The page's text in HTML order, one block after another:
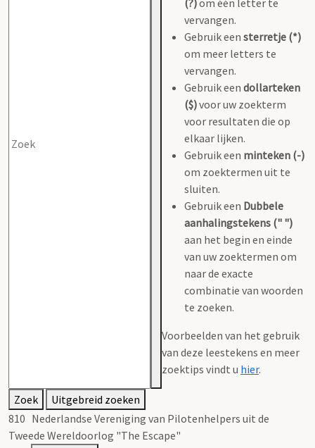
vervangen.
Gebruik een sterretje (*)
om meer letters te
vervangen.
Gebruik een dollarteken
($)voor uw zoekterm
voor resultaten die op
elkaar lijken.
Gebruik een minteken (-)
om zoektermen uit te
sluiten.
Gebruik een Dubbele
aanhalingstekens (" ")
aan het begin en einde
van uw zoektermen om
naar de exacte
combinatie van woorden
te zoeken.
Voorbeelden van het gebruik
van deze leestekens en meer
zoektips vindt u hier.
Zoek
Uitgebreid zoeken
810 Nederlandse Vereniging van Pilotenhelpers uit de
Tweede Wereldoorlog "The Escape"